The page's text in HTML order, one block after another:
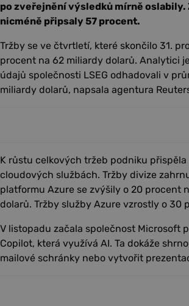
po zveřejnění výsledků mírně oslabily.
nicméně připsaly 57 procent.
Tržby se ve čtvrtletí, které skončilo 31.
procent na 62 miliardy dolarů. Analytici
údajů společnosti LSEG odhadovali v
miliardy dolarů, napsala agentura
K růstu celkových tržeb podniku
cloudových službách. Tržby divize
platformu Azure se zvýšily o 20 procent
dolarů. Tržby služby Azure vzrostly o 30
V listopadu začala společnost Microsoft
Copilot, která využívá AI. Ta dokáže
mailové schránky nebo vytvořit